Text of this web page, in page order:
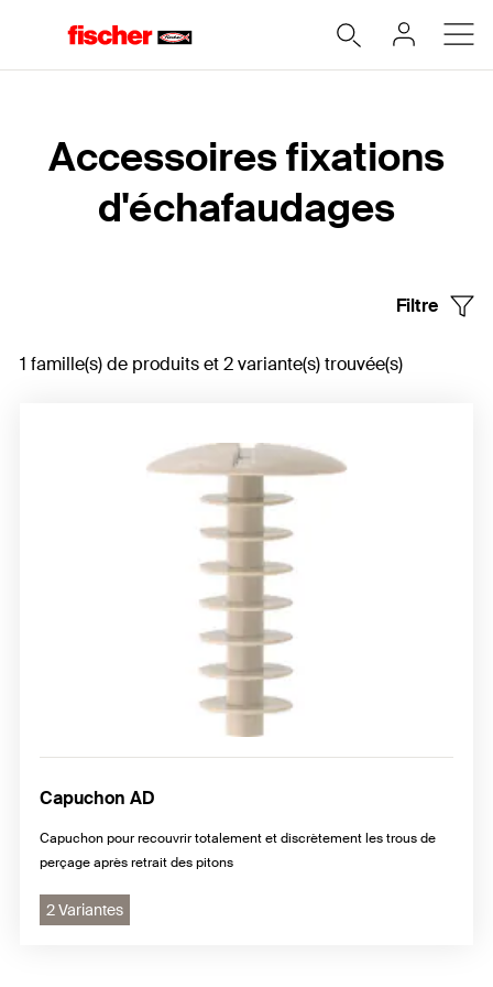
Accessoires fixations
d'échafaudages
Filtre
1 famille(s) de produits et 2 variante(s) trouvée(s)
Capuchon AD
Capuchon pour recouvrir totalement et discrètement les trous de
perçage après retrait des pitons
2 Variantes